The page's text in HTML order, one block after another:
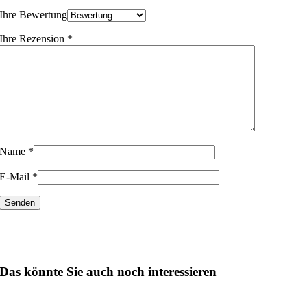
Ihre Bewertung
Ihre Rezension *
Name *
E-Mail *
Das könnte Sie auch noch interessieren